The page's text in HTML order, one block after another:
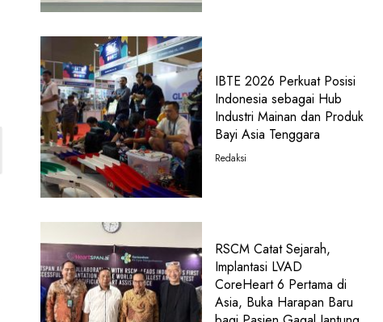
IBTE 2026 Perkuat Posisi
Indonesia sebagai Hub
Industri Mainan dan Produk
Bayi Asia Tenggara
Redaksi
RSCM Catat Sejarah,
Implantasi LVAD
CoreHeart 6 Pertama di
Asia, Buka Harapan Baru